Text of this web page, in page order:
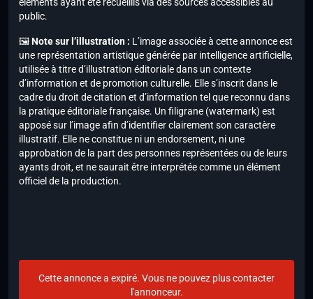
public.
🖼️Note sur l’illustration : L’image associée à cette annonce est
une représentation artistique générée par intelligence artificielle,
utilisée à titre d’illustration éditoriale dans un contexte
d’information et de promotion culturelle. Elle s’inscrit dans le
cadre du droit de citation et d’information tel que reconnu dans
la pratique éditoriale française. Un filigrane (watermark) est
apposé sur l’image afin d’identifier clairement son caractère
illustratif. Elle ne constitue ni un endorsement, ni une
approbation de la part des personnes représentées ou de leurs
ayants droit, et ne saurait être interprétée comme un élément
officiel de la production.
Cette annonce a expiré. Vous ne pouvez plus contacter
l'annonceur.